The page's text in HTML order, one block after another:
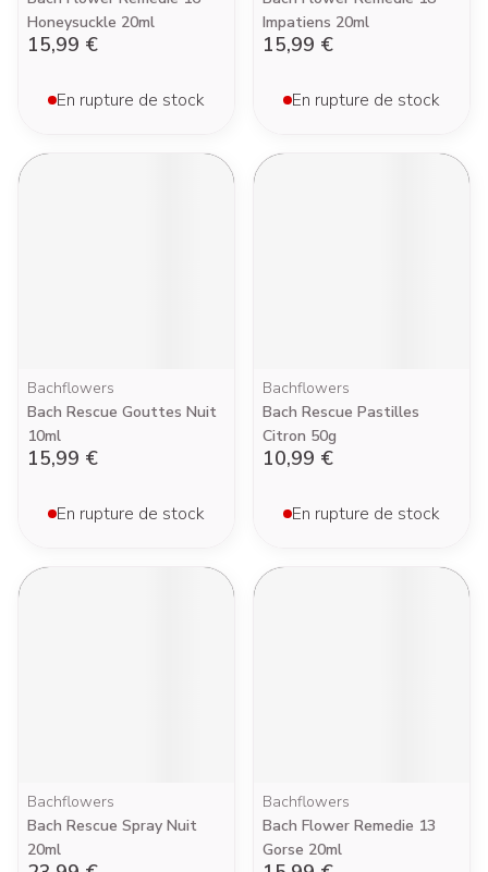
Honeysuckle 20ml
15,99 €
En rupture de stock
Impatiens 20ml
15,99 €
En rupture de stock
Bachflowers
Bach Rescue Gouttes Nuit
10ml
15,99 €
En rupture de stock
Bachflowers
Bach Rescue Pastilles
Citron 50g
10,99 €
En rupture de stock
Bachflowers
Bach Rescue Spray Nuit
20ml
Bachflowers
Bach Flower Remedie 13
Gorse 20ml